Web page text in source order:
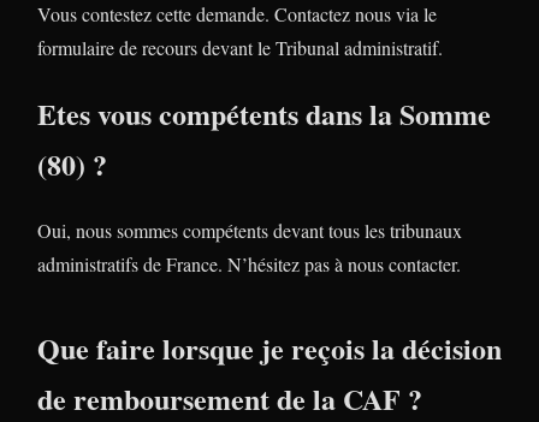
Vous contestez cette demande. Contactez nous via le
formulaire de recours devant le Tribunal administratif.
Etes vous compétents dans la Somme
(80) ?
Oui, nous sommes compétents devant tous les tribunaux
administratifs de France. N’hésitez pas à nous contacter.
Que faire lorsque je reçois la décision
de remboursement de la CAF ?